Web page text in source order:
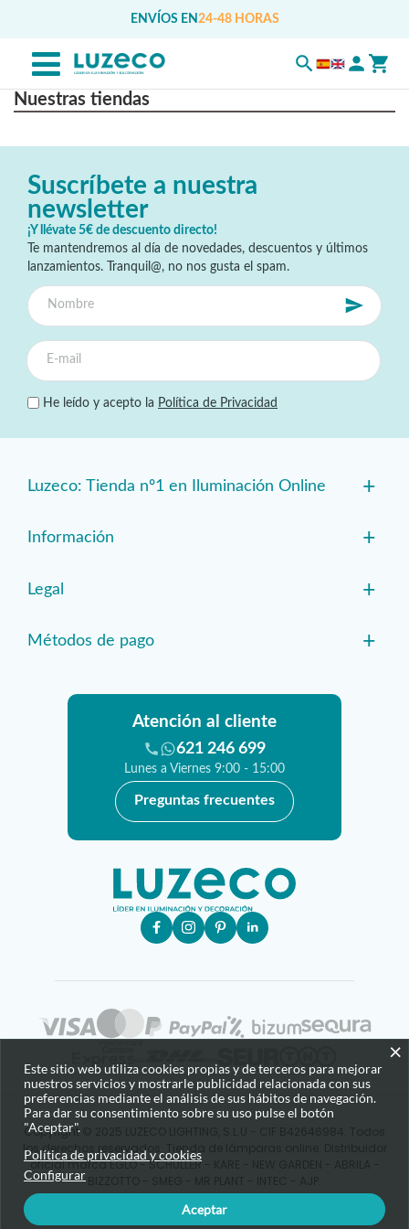
ENVÍOS EN 24-48 HORAS
Nuestras tiendas
Suscríbete a nuestra
newsletter
¡Y llévate 5€ de descuento directo!
Te mantendremos al día de novedades, descuentos y últimos
lanzamientos. Tranquil@, no nos gusta el spam.
He leído y acepto la Política de Privacidad
Luzeco: Tienda nº1 en Iluminación Online +
Información +
Legal +
Métodos de pago +
Atención al cliente
621 246 699
Lunes a Viernes 9:00 - 15:00
Preguntas frecuentes
Copyright © 2025 LUZECO LIGHTING, S.L.U - CIF B42646984. Todos
los derechos reservados. Tienda de lámparas online. Distribuidor
oficial marca EGLO - SCHULLER - KARE - NEW GARDEN - ABRILA -
×
Este sitio web utiliza cookies propias y de terceros para mejorar
nuestros servicios y mostrarle publicidad relacionada con sus
preferencias mediante el análisis de sus hábitos de navegación.
Para dar su consentimiento sobre su uso pulse el botón
"Aceptar".
Política de privacidad y cookies
Configurar
Aceptar